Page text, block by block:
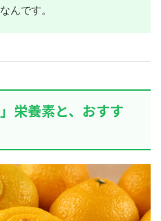
んです。
栄養素と、おすす